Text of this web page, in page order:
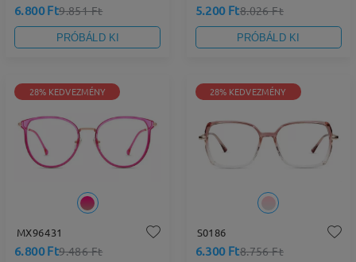
6.800 Ft9.851 Ft
PRÓBÁLD KI
5.200 Ft8.026 Ft
PRÓBÁLD KI
28% KEDVEZMÉNY
MX96431
6.800 Ft9.486 Ft
28% KEDVEZMÉNY
S0186
6.300 Ft8.756 Ft